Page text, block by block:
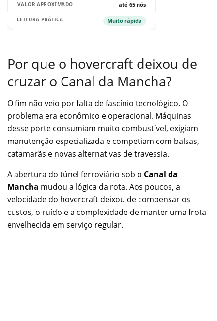
até 65 nós
Muito rápida
Por que o hovercraft deixou de
cruzar o Canal da Mancha?
O fim não veio por falta de fascínio tecnológico. O
problema era econômico e operacional. Máquinas
desse porte consumiam muito combustível, exigiam
manutenção especializada e competiam com balsas,
catamarãs e novas alternativas de travessia.
A abertura do túnel ferroviário sob o Canal da
Mancha mudou a lógica da rota. Aos poucos, a
velocidade do hovercraft deixou de compensar os
custos, o ruído e a complexidade de manter uma frota
envelhecida em serviço regular.